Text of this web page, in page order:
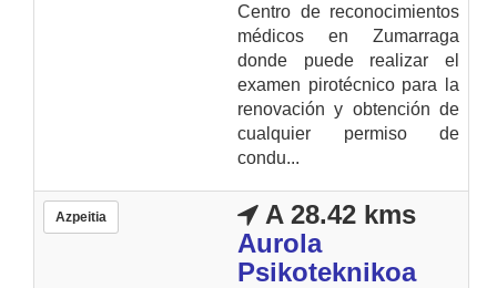
Centro de reconocimientos
médicos en Zumarraga
donde puede realizar el
examen pirotécnico para la
renovación y obtención de
cualquier permiso de
condu...
Azpeitia
A 28.42 kms
Aurola
Psikoteknikoa